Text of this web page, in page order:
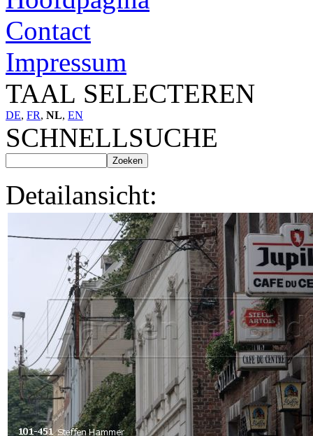
Contact
Impressum
TAAL SELECTEREN
DE, FR, NL, EN
SCHNELLSUCHE
Detailansicht: